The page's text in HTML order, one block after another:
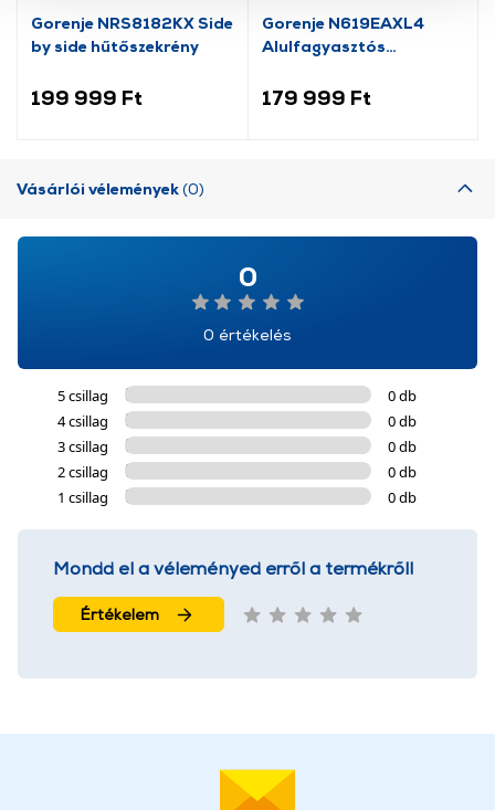
használatával Ön elfogadja a cookie-k használatát.
További információk:ÁSZF ésAdatvédelem
Gorenje NRS8182KX Side
by side hűtőszekrény
199 999 Ft
Gorenje N619EAXL4
Alulfagyasztós
179 999 Ft
Vásárlói vélemények(0)
0
0 értékelés
5 csillag
0 db
4 csillag
0 db
3 csillag
0 db
2 csillag
0 db
1 csillag
0 db
Mondd el a véleményed erről a termékről!
Értékelem